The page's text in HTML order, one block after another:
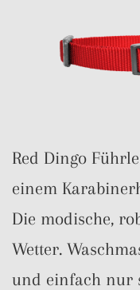
Red Dingo
einem
Die modische,
Wetter.
und einfach nur